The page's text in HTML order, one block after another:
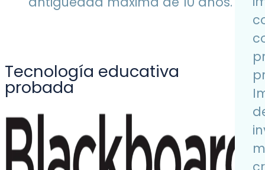
Tecnología educativa
probada